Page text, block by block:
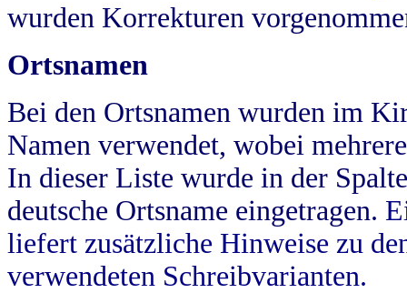
wurden Korrekturen
Ortsnamen
Bei den Ortsnamen wurden im
Namen verwendet, wobei
In dieser Liste wurde in der
deutsche Ortsname eingetragen.
liefert zusätzliche Hinweise zu
verwendeten Schreibvarianten.